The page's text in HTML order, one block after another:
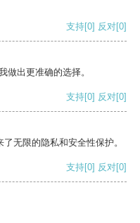
支持[0] 反对[0]
做出更准确的选择。
支持[0] 反对[0]
无限的隐私和安全性保护。
支持[0] 反对[0]